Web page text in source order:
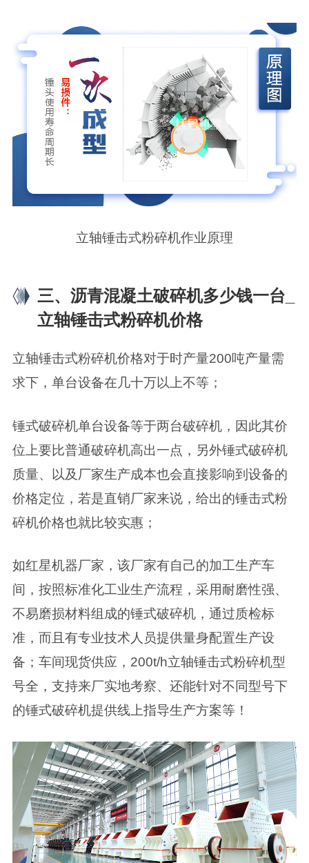
立轴锤击式粉碎机作业原理
三、沥青混凝土破碎机多少钱一台_
立轴锤击式粉碎机价格
立轴锤击式粉碎机价格对于时产量200吨产量需
求下，单台设备在几十万以上不等；
锤式破碎机单台设备等于两台破碎机，因此其价
位上要比普通破碎机高出一点，另外锤式破碎机
质量、以及厂家生产成本也会直接影响到设备的
价格定位，若是直销厂家来说，给出的锤击式粉
碎机价格也就比较实惠；
如红星机器厂家，该厂家有自己的加工生产车
间，按照标准化工业生产流程，采用耐磨性强、
不易磨损材料组成的锤式破碎机，通过质检标
准，而且有专业技术人员提供量身配置生产设
备；车间现货供应，200t/h立轴锤击式粉碎机型
号全，支持来厂实地考察、还能针对不同型号下
的锤式破碎机提供线上指导生产方案等！